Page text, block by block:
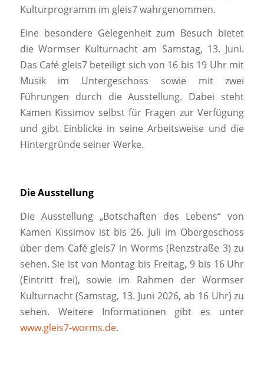
Kulturprogramm im gleis7 wahrgenommen.
Eine besondere Gelegenheit zum Besuch bietet
die Wormser Kulturnacht am Samstag, 13. Juni.
Das Café gleis7 beteiligt sich von 16 bis 19 Uhr mit
Musik im Untergeschoss sowie mit zwei
Führungen durch die Ausstellung. Dabei steht
Kamen Kissimov selbst für Fragen zur Verfügung
und gibt Einblicke in seine Arbeitsweise und die
Hintergründe seiner Werke.
Die Ausstellung
Die Ausstellung „Botschaften des Lebens“ von
Kamen Kissimov ist bis 26. Juli im Obergeschoss
über dem Café gleis7 in Worms (Renzstraße 3) zu
sehen. Sie ist von Montag bis Freitag, 9 bis 16 Uhr
(Eintritt frei), sowie im Rahmen der Wormser
Kulturnacht (Samstag, 13. Juni 2026, ab 16 Uhr) zu
sehen. Weitere Informationen gibt es unter
www.gleis7-worms.de.